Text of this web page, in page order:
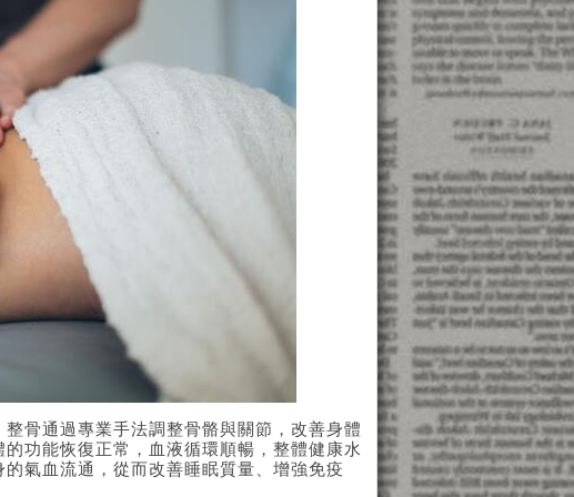
骨通過專業手法調整骨骼與關節，改善身體
的功能恢復正常，血液循環順暢，整體健康水
氣血流通，從而改善睡眠質量、增強免疫